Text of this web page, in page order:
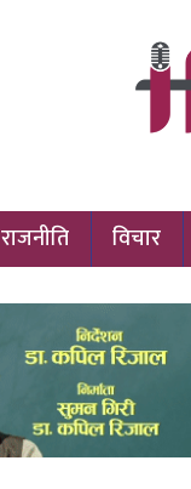
राजनीति विचार